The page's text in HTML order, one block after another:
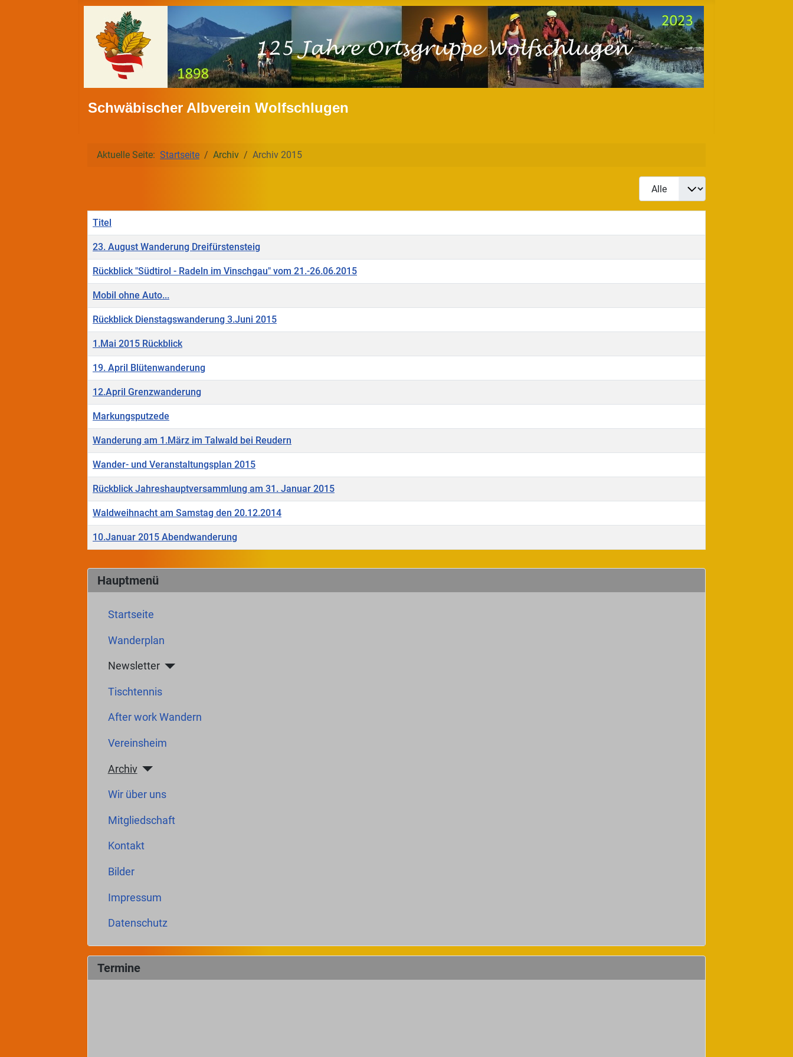
Schwäbischer Albverein Wolfschlugen
Hauptmenü
Startseite
Wanderplan
Newsletter
Tischtennis
After work Wandern
Vereinsheim
Archiv
Wir über uns
Mitgliedschaft
Kontakt
Bilder
Impressum
Datenschutz
Termine
Aktuelle Seite: Startseite Archiv Archiv 2015
Anzeige #
Titel
23. August Wanderung Dreifürstensteig
Rückblick "Südtirol - Radeln im Vinschgau" vom 21.-26.06.2015
Mobil ohne Auto...
Rückblick Dienstagswanderung 3.Juni 2015
1.Mai 2015 Rückblick
19. April Blütenwanderung
12.April Grenzwanderung
Markungsputzede
Wanderung am 1.März im Talwald bei Reudern
Wander- und Veranstaltungsplan 2015
Rückblick Jahreshauptversammlung am 31. Januar 2015
Waldweihnacht am Samstag den 20.12.2014
10.Januar 2015 Abendwanderung